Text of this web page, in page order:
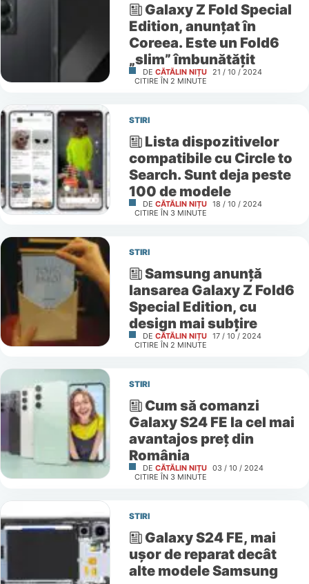
Galaxy Z Fold Special
Edition, anunțat în
Coreea. Este un Fold6
„slim” îmbunătățit
DE CĂTĂLIN NIȚU 21 / 10 / 2024
CITIRE ÎN 2 MINUTE
STIRI
Lista dispozitivelor
compatibile cu Circle to
Search. Sunt deja peste
100 de modele
DE CĂTĂLIN NIȚU 18 / 10 / 2024
CITIRE ÎN 3 MINUTE
STIRI
Samsung anunță
lansarea Galaxy Z Fold6
Special Edition, cu
design mai subțire
DE CĂTĂLIN NIȚU 17 / 10 / 2024
CITIRE ÎN 2 MINUTE
STIRI
Cum să comanzi
Galaxy S24 FE la cel mai
avantajos preț din
România
DE CĂTĂLIN NIȚU 03 / 10 / 2024
CITIRE ÎN 3 MINUTE
STIRI
Galaxy S24 FE, mai
ușor de reparat decât
alte modele Samsung